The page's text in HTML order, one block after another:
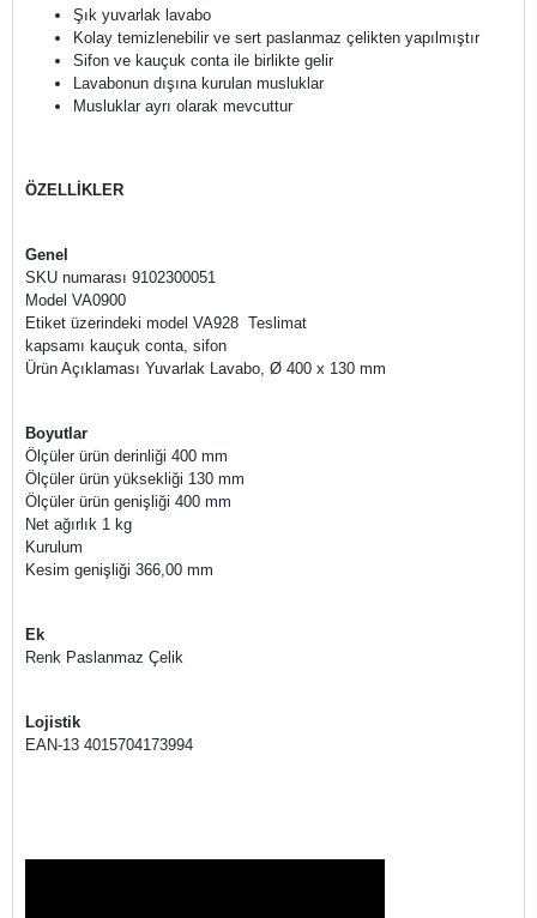
Şık yuvarlak lavabo
Kolay temizlenebilir ve sert paslanmaz çelikten yapılmıştır
Sifon ve kauçuk conta ile birlikte gelir
Lavabonun dışına kurulan musluklar
Musluklar ayrı olarak mevcuttur
ÖZELLİKLER
Genel
SKU numarası 9102300051
Model VA0900
Etiket üzerindeki model VA928 Teslimat
kapsamı kauçuk conta, sifon
Ürün Açıklaması Yuvarlak Lavabo, Ø 400 x 130 mm
Boyutlar
Ölçüler ürün derinliği 400 mm
Ölçüler ürün yüksekliği 130 mm
Ölçüler ürün genişliği 400 mm
Net ağırlık 1 kg
Kurulum
Kesim genişliği 366,00 mm
Ek
Renk Paslanmaz Çelik
Lojistik
EAN-13 4015704173994